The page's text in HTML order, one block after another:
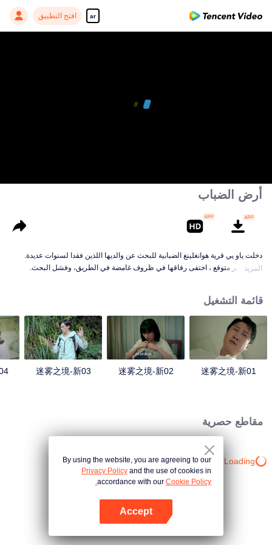
ar افتح التطبيق
أرض الضباب
دخلت ياو يي قرية هوانغلينغ الضبابية للبحث عن والديها اللذين فقدا لسنوات عديدة.
بشكل غير متوقع ، اختفى رفاقها في ظروف غامضة في الطريق، وفشل البحث.
المزيد
قائمة التشغيل
迷雾之境-新01
迷雾之境-新02
迷雾之境-新03
مقاطع حصرية
Loading…
By using the website, you are agreeing to our
Privacy Policy and the use of cookies in
accordance with our Cookie Policy.
Accept